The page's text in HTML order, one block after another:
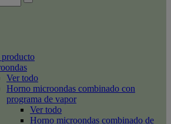
producto
Ver todo
Horno microondas combinado con
programa de vapor
Ver todo
Horno microondas combinado de